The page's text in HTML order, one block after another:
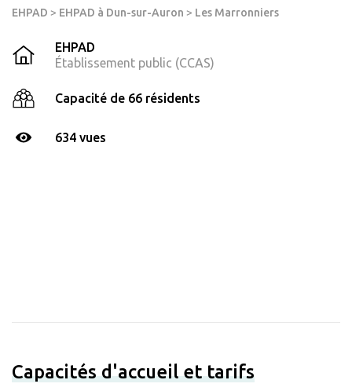
EHPAD > EHPAD à Dun-sur-Auron > Les Marronniers
EHPAD
Établissement public (CCAS)
Capacité de 66 résidents
634 vues
Capacités d'accueil et tarifs